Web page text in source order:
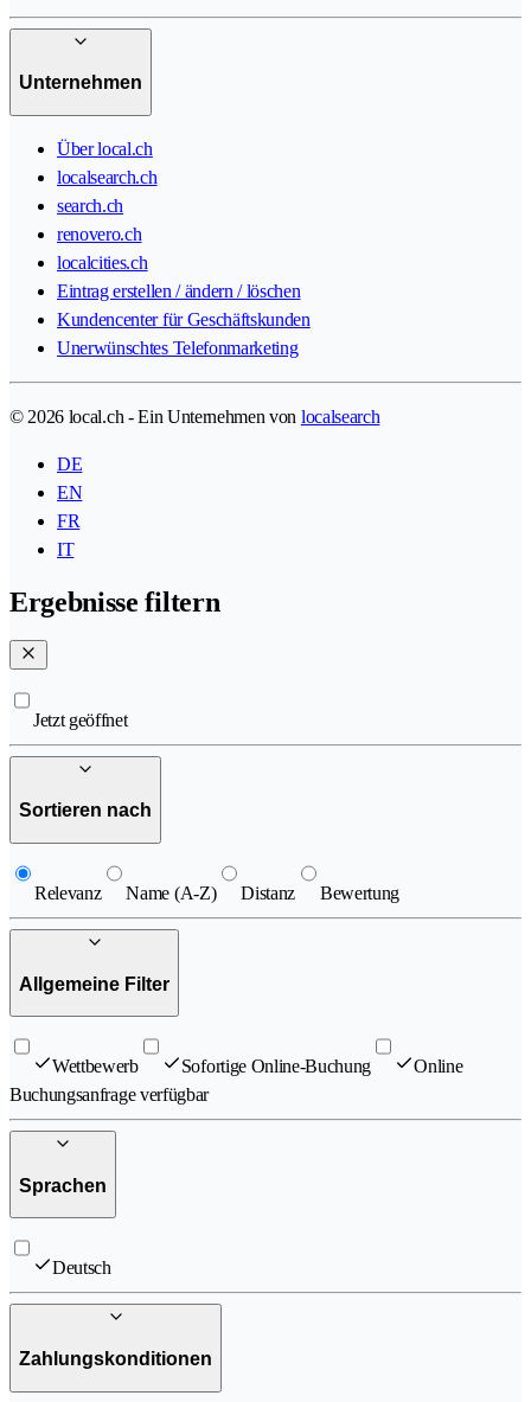
Unternehmen
Über local.ch
localsearch.ch
search.ch
renovero.ch
localcities.ch
Eintrag erstellen / ändern / löschen
Kundencenter für Geschäftskunden
Unerwünschtes Telefonmarketing
© 2026 local.ch - Ein Unternehmen von localsearch
DE
EN
FR
IT
Ergebnisse filtern
Jetzt geöffnet
Sortieren nach
Relevanz Name (A-Z) Distanz Bewertung
Allgemeine Filter
Wettbewerb Sofortige Online-Buchung
Online
Buchungsanfrage verfügbar
Sprachen
Deutsch
Zahlungskonditionen